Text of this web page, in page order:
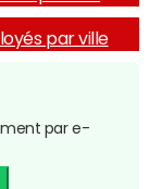
par ville
par e-